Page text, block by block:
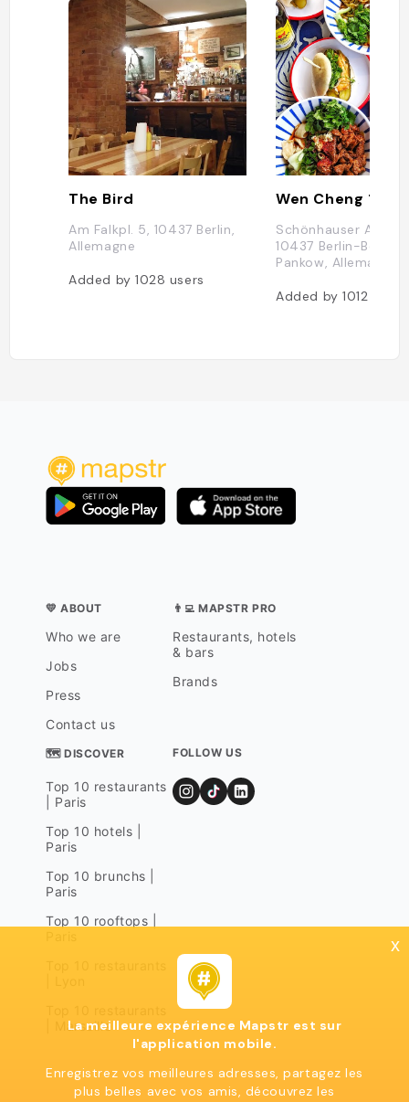
The Bird
Am Falkpl. 5, 10437 Berlin,
Allemagne
Added by1028 users
Wen Cheng 1
Schönhauser Allee
10437 Berlin-Bezirk
Pankow, Allemagne
Added by1012
💛 ABOUT
Who we are
Jobs
Press
Contact us
👨‍💻 MAPSTR PRO
Restaurants, hotels
& bars
Brands
🗺 DISCOVER
Top 10 restaurants
| Paris
Top 10 hotels |
Paris
Top 10 brunchs |
Paris
Top 10 rooftops |
| Marseille
FOLLOW US
x
La meilleure expérience Mapstr est sur
l'application mobile.
Enregistrez vos meilleures adresses, partagez les
plus belles avec vos amis, découvrez les